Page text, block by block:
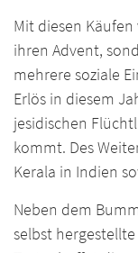
Mit diesen
ihren Advent,
mehrere soziale
Erlös in diesem
jesidischen
kommt. Des
Kerala in Indien
Neben dem
selbst